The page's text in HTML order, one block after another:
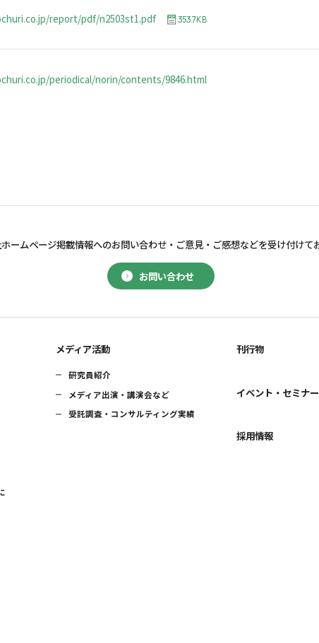
report/pdf/n2503st1.pdf 353.7KB
periodical/norin/contents/9846.html
お問い合わせ
ームページ掲載情報へのお問い合わせ・ ご意見・ご感想などを受け付けて
メディア活動
研究員紹介
メディア出演・講演会など
受託調査・コンサルティング実績
刊行物
イベント・セミナー
採用情報